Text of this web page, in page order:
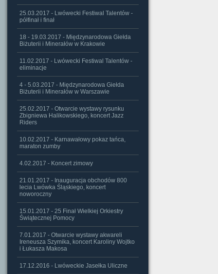
25.03.2017 - Lwówecki Festiwal Talentów -
półfinał i finał
18 - 19.03.2017 - Międzynarodowa Giełda
Biżuterii i Minerałów w Krakowie
11.02.2017 - Lwówecki Festiwal Talentów -
eliminacje
4 - 5.03.2017 - Międzynarodowa Giełda
Biżuterii i Minerałów w Warszawie
25.02.2017 - Otwarcie wystawy rysunku
Zbigniewa Halikowskiego, koncert Jazz
Riders
10.02.2017 - Karnawałowy pokaz tańca,
maraton zumby
4.02.2017 - Koncert zimowy
21.01.2017 - Inauguracja obchodów 800
lecia Lwówka Śląskiego, koncert
noworoczny
15.01.2017 - 25 Finał Wielkiej Orkiestry
Świątecznej Pomocy
7.01.2017 - Otwarcie wystawy akwareli
Ireneusza Szymika, koncert Karoliny Wojtko
i Łukasza Makosa
17.12.2016 - Lwóweckie Jasełka Uliczne